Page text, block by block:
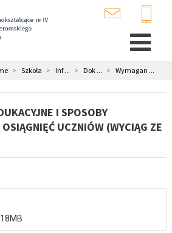
> Szkoła > Inf ... > Dok ... > Wymagan ...
I SPOSOBY
UCZNIÓW (WYCIĄG ZE